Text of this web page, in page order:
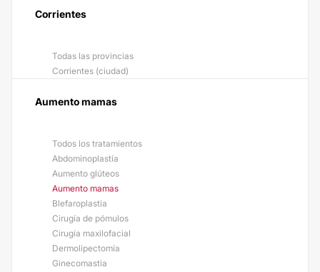
Corrientes
Todas las provincias
Corrientes (ciudad)
Aumento mamas
Todos los tratamientos
Abdominoplastía
Aumento glúteos
Aumento mamas
Blefaroplastia
Cirugía de pómulos
Cirugía maxilofacial
Dermolipectomía
Ginecomastia